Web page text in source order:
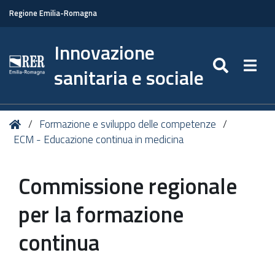
Regione Emilia-Romagna
Innovazione
sanitaria e sociale
Tu
sei
HomeFormazione e sviluppo delle competenze
ECM - Educazione continua in medicina
Commissione regionale
per la formazione
continua